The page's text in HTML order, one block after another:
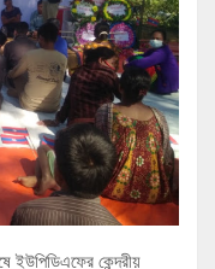
ইউপিডিএফের কেন্দ্রীয়